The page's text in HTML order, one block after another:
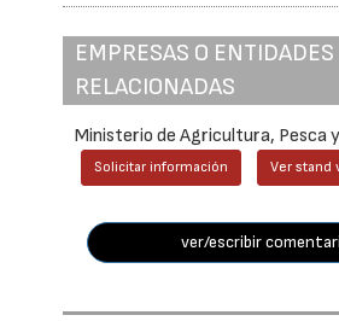
EMPRESAS O ENTIDADES
RELACIONADAS
Ministerio de Agricultura, Pesca
Solicitar información Ver stand
ver/escribir